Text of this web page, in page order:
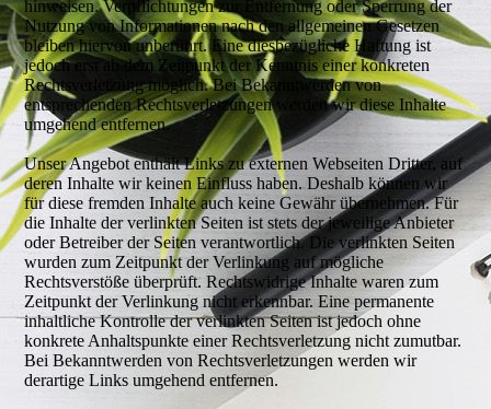
hinweisen. Verpflichtungen zur Entfernung oder Sperrung der
Nutzung von Informationen nach den allgemeinen Gesetzen
bleiben hiervon unberührt. Eine diesbezügliche Haftung ist
jedoch erst ab dem Zeitpunkt der Kenntnis einer konkreten
Rechtsverletzung möglich. Bei Bekanntwerden von
entsprechenden Rechtsverletzungen werden wir diese Inhalte
umgehend entfernen.
Unser Angebot enthält Links zu externen Webseiten Dritter, auf
deren Inhalte wir keinen Einfluss haben. Deshalb können wir
für diese fremden Inhalte auch keine Gewähr übernehmen. Für
die Inhalte der verlinkten Seiten ist stets der jeweilige Anbieter
oder Betreiber der Seiten verantwortlich. Die verlinkten Seiten
wurden zum Zeitpunkt der Verlinkung auf mögliche
Rechtsverstöße überprüft. Rechtswidrige Inhalte waren zum
Zeitpunkt der Verlinkung nicht erkennbar. Eine permanente
inhaltliche Kontrolle der verlinkten Seiten ist jedoch ohne
konkrete Anhaltspunkte einer Rechtsverletzung nicht zumutbar.
Bei Bekanntwerden von Rechtsverletzungen werden wir
derartige Links umgehend entfernen.